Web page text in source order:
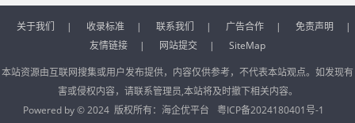
关于我们 | 收录标准 | 联系我们 | 广告合作 | 免责声明
|
友情链接
| 网站提交 |
SiteMap
本站资源由互联网搜集或用户发布提供，内容仅供参考，不代表本站观点。如发现有
害或侵权内容，请联系管理员,本站将及时撤下相关内容。
Powered by © 2024 版权所有： 海企优平台 粤ICP备2024180401号-1